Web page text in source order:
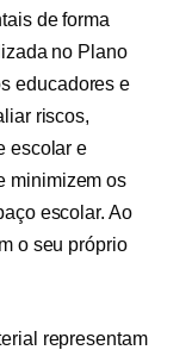
de forma
no Plano
educadores e
riscos,
escolar e
minimizem os
escolar. Ao
o seu próprio
representam